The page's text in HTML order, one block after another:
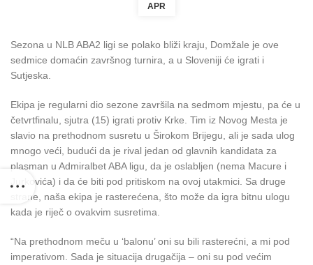
APR
Sezona u NLB ABA2 ligi se polako bliži kraju, Domžale je ove
sedmice domaćin završnog turnira, a u Sloveniji će igrati i
Sutjeska.
Ekipa je regularni dio sezone završila na sedmom mjestu, pa će u
četvrtfinalu, sjutra (15) igrati protiv Krke. Tim iz Novog Mesta je
slavio na prethodnom susretu u Širokom Brijegu, ali je sada ulog
mnogo veći, budući da je rival jedan od glavnih kandidata za
plasman u Admiralbet ABA ligu, da je oslabljen (nema Macure i
Jurkovića) i da će biti pod pritiskom na ovoj utakmici. Sa druge
strane, naša ekipa je rasterećena, što može da igra bitnu ulogu
kada je riječ o ovakvim susretima.
“Na prethodnom meču u ‘balonu’ oni su bili rasterećni, a mi pod
imperativom. Sada je situacija drugačija – oni su pod većim